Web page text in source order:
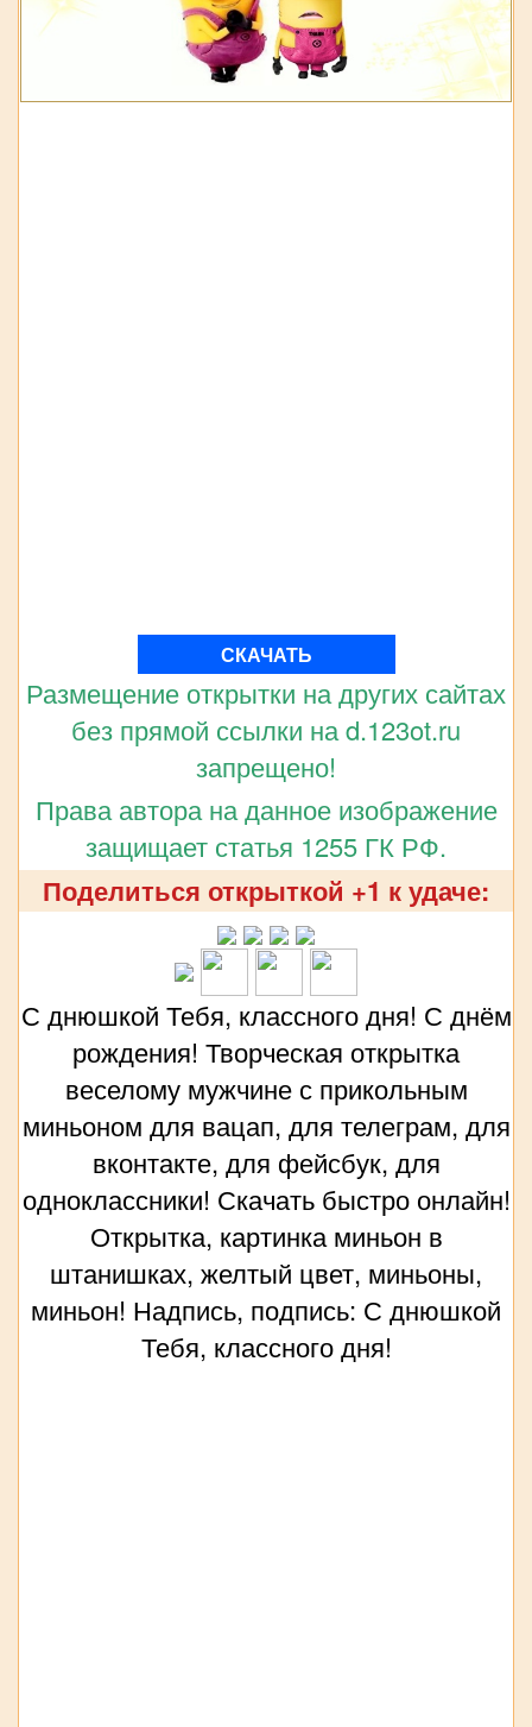
СКАЧАТЬ
Размещение открытки на других сайтах
без прямой ссылки на d.123ot.ru
запрещено!
Права автора на данное изображение
защищает статья 1255 ГК РФ.
Поделиться открыткой +1 к удаче:
С днюшкой Тебя, классного дня! С днём
рождения! Творческая открытка
веселому мужчине с прикольным
миньоном для вацап, для телеграм, для
вконтакте, для фейсбук, для
одноклассники! Скачать быстро онлайн!
Открытка, картинка миньон в
штанишках, желтый цвет, миньоны,
миньон! Надпись, подпись: С днюшкой
Тебя, классного дня!